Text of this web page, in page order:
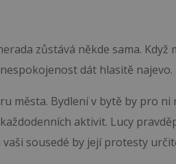
zůstává někde sama. Když
dát hlasitě najevo.
města. Bydlení v bytě by pro
aktivit. Lucy
sousedé by její protesty